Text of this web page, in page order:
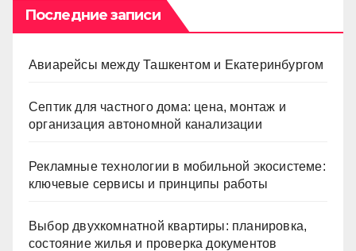
Последние записи
Авиарейсы между Ташкентом и Екатеринбургом
Септик для частного дома: цена, монтаж и
организация автономной канализации
Рекламные технологии в мобильной экосистеме:
ключевые сервисы и принципы работы
Выбор двухкомнатной квартиры: планировка,
состояние жилья и проверка документов